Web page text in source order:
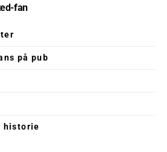
fan
på pub
historie